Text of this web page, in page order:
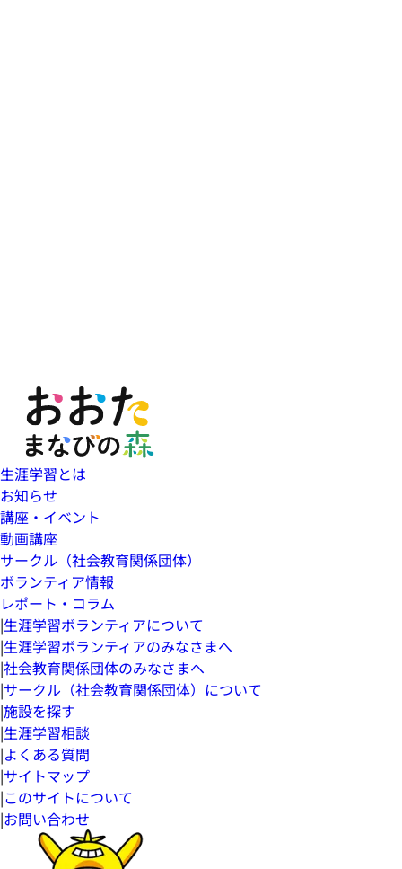
生涯学習とは
お知らせ
講座・イベント
動画講座
サークル（社会教育関係団体）
ボランティア情報
レポート・コラム
|生涯学習ボランティアについて
|生涯学習ボランティアのみなさまへ
|社会教育関係団体のみなさまへ
|サークル（社会教育関係団体）について
|施設を探す
|生涯学習相談
|よくある質問
|サイトマップ
|このサイトについて
|お問い合わせ